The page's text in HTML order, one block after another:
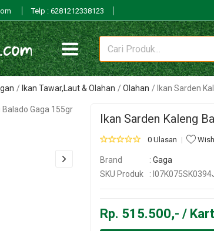
Telp : 6281212338123
Ikan Tawar,Laut & Olahan Olahan Ikan Sarden
Ikan Sarden Kaleng
0 Ulasan
Brand : Gaga
SKU Produk
:
Rp. 515.500,- /